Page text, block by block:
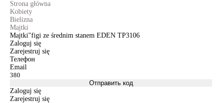
Strona główna
Kobiety
Bielizna
Majtki
Majtki"figi ze średnim stanem EDEN TP3106
Zaloguj się
Zarejestruj się
Телефон
Email
Отправить код
Zaloguj się
Zarejestruj się